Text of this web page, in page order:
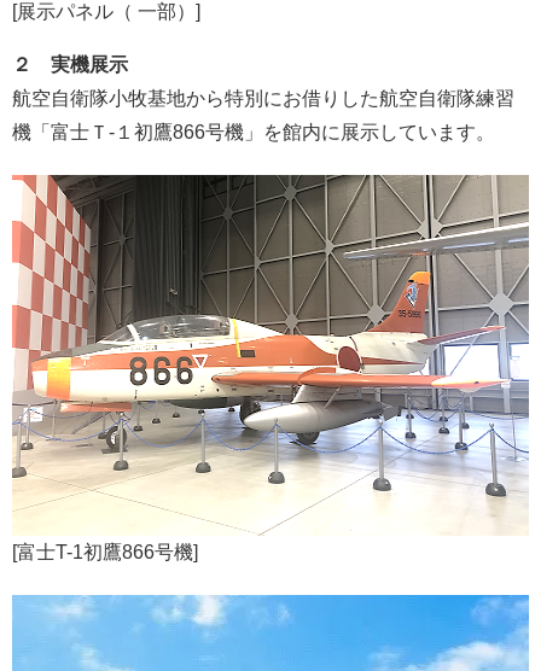
[展示パネル（ 一部）]
２ 実機展示
航空自衛隊小牧基地から特別にお借りした航空自衛隊練習
機「富士Ｔ-１初鷹866号機」を館内に展示しています。
[富士T-1初鷹866号機]